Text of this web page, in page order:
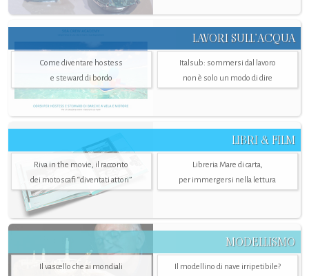
LAVORI SULL’ACQUA
Come diventare hostess
e steward di bordo
Italsub: sommersi dal lavoro
non è solo un modo di dire
LIBRI & FILM
Riva in the movie, il racconto
dei motoscafi “diventati attori”
Libreria Mare di carta,
per immergersi nella lettura
MODELLISMO
Il vascello che ai mondiali
Il modellino di nave irripetibile?